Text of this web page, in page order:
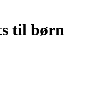
til børn